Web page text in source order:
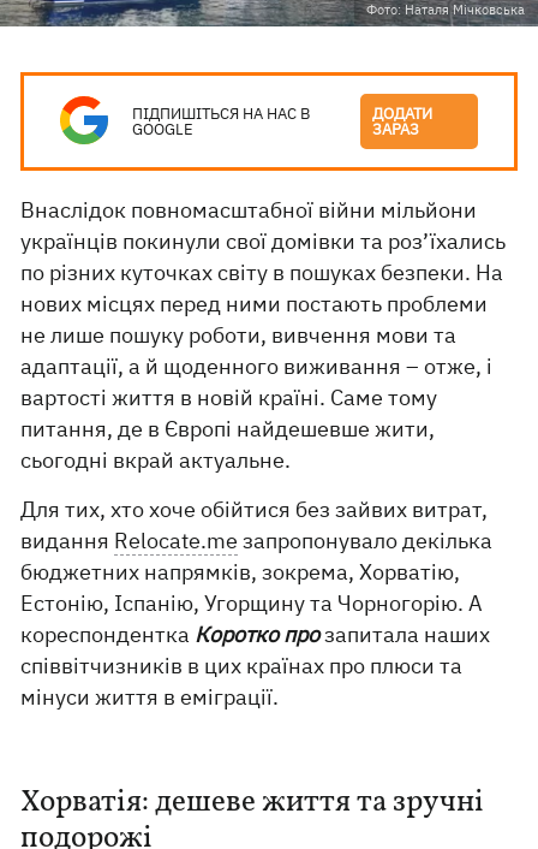
Фото: Наталя Мічковська
ПІДПИШІТЬСЯ НА НАС В
GOOGLE
ДОДАТИ
ЗАРАЗ
Внаслідок повномасштабної війни мільйони
українців покинули свої домівки та роз’їхались
по різних куточках світу в пошуках безпеки. На
нових місцях перед ними постають проблеми
не лише пошуку роботи, вивчення мови та
адаптації, а й щоденного виживання – отже, і
вартості життя в новій країні. Саме тому
питання, де в Європі найдешевше жити,
сьогодні вкрай актуальне.
Для тих, хто хоче обійтися без зайвих витрат,
видання Relocate.me запропонувало декілька
бюджетних напрямків, зокрема, Хорватію,
Естонію, Іспанію, Угорщину та Чорногорію. А
кореспондентка Коротко прозапитала наших
співвітчизників в цих країнах про плюси та
мінуси життя в еміграції.
Хорватія: дешеве життя та зручні
подорожі